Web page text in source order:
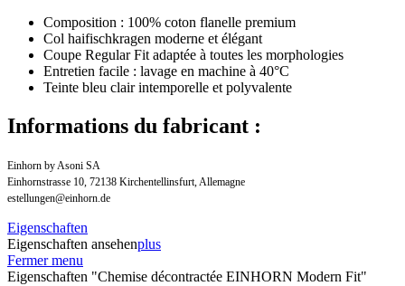
Composition : 100% coton flanelle premium
Col haifischkragen moderne et élégant
Coupe Regular Fit adaptée à toutes les morphologies
Entretien facile : lavage en machine à 40°C
Teinte bleu clair intemporelle et polyvalente
Informations du fabricant :
Einhorn by Asoni SA
Einhornstrasse 10, 72138 Kirchentellinsfurt, Allemagne
estellungen@einhorn.de
Eigenschaften
Eigenschaften ansehenplus
Fermer menu
Eigenschaften "Chemise décontractée EINHORN Modern Fit"